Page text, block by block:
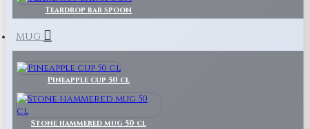
Teardrop bar spoon
MUG
Pineapple cup 50 cl
Stone hammered mug 50 cl